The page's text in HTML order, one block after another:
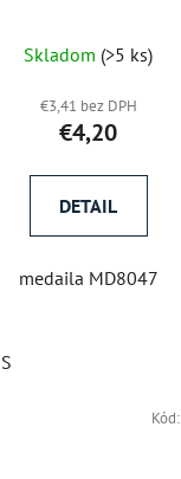
Skladom (>5 ks)
€3,41 bez DPH
€4,20
DETAIL
medaila MD8047
S
Kód: